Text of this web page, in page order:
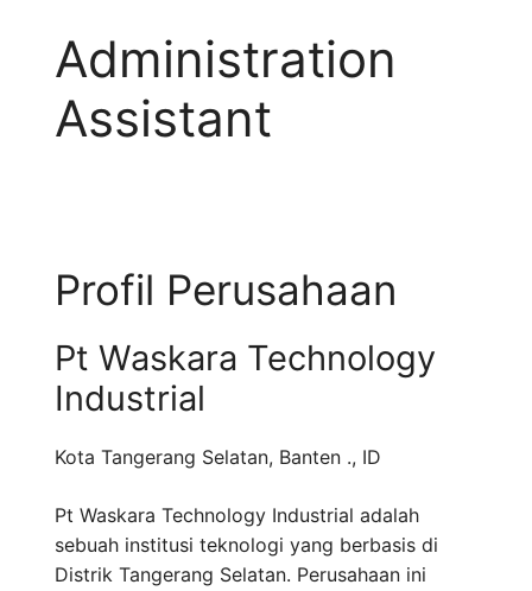
Administration
Assistant
Profil Perusahaan
Pt Waskara Technology
Industrial
Kota Tangerang Selatan, Banten ., ID
Pt Waskara Technology Industrial adalah
sebuah institusi teknologi yang berbasis di
Distrik Tangerang Selatan. Perusahaan ini